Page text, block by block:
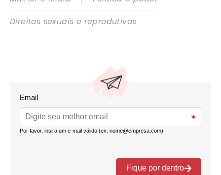
Direitos sexuais e reprodutivos